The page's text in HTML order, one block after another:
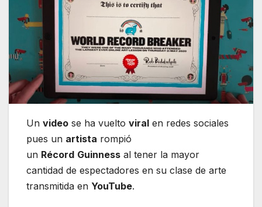
Un video se ha vuelto viral en redes sociales
pues un artista rompió
un Récord Guinness al tener la mayor
cantidad de espectadores en su clase de arte
transmitida en YouTube.